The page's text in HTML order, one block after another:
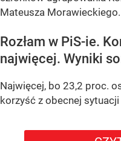
Mateusza Morawieckiego.
Rozłam w PiS-ie.
najwięcej. Wyniki
Najwięcej, bo 23,2 proc.
korzyść z obecnej sytuacji